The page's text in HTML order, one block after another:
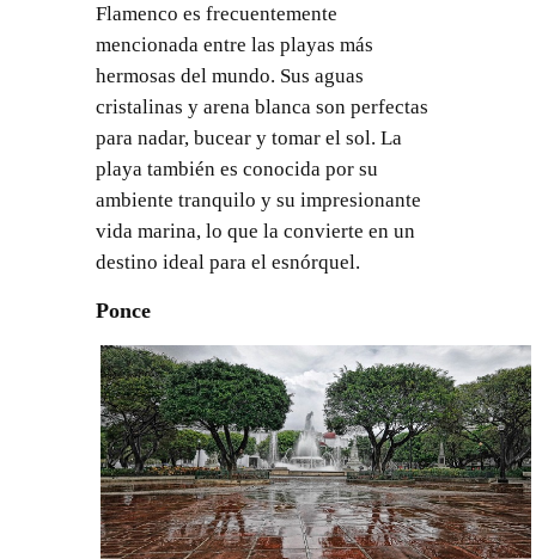
Flamenco es frecuentemente
mencionada entre las playas más
hermosas del mundo. Sus aguas
cristalinas y arena blanca son perfectas
para nadar, bucear y tomar el sol. La
playa también es conocida por su
ambiente tranquilo y su impresionante
vida marina, lo que la convierte en un
destino ideal para el esnórquel.
Ponce